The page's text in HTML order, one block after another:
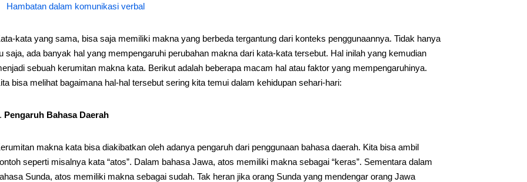
Hambatan dalam komunikasi verbal
kata yang sama, bisa saja memiliki makna yang berbeda tergantung dari konteks penggunaannya. Tidak hanya
saja, ada banyak hal yang mempengaruhi perubahan makna dari kata-kata tersebut. Hal inilah yang kemudian
sebuah kerumitan makna kata. Berikut adalah beberapa macam hal atau faktor yang mempengaruhinya.
bisa melihat bagaimana hal-hal tersebut sering kita temui dalam kehidupan sehari-hari:
Pengaruh Bahasa Daerah
makna kata bisa diakibatkan oleh adanya pengaruh dari penggunaan bahasa daerah. Kita bisa ambil
seperti misalnya kata “atos”. Dalam bahasa Jawa, atos memiliki makna sebagai “keras”. Sementara dalam
Sunda, atos memiliki makna sebagai sudah. Tak heran jika orang Sunda yang mendengar orang Jawa